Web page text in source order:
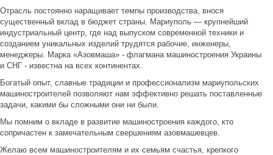
Отрасль постоянно наращивает темпы производства, внося
существенный вклад в бюджет страны. Мариуполь — крупнейший
индустриальный центр, где над выпуском современной техники и
созданием уникальных изделий трудятся рабочие, инженеры,
менеджеры. Марка «Азовмаша» - флагмана машиностроения Украины
и СНГ - известна на всех континентах.
Богатый опыт, славные традиции и профессионализм мариупольских
машиностроителей позволяют нам эффективно решать поставленные
задачи, какими бы сложными они ни были.
Мы помним о вкладе в развитие машиностроения каждого, кто
сопричастен к замечательным свершениям азовмашевцев.
Желаю всем машиностроителям и их семьям счастья, крепкого